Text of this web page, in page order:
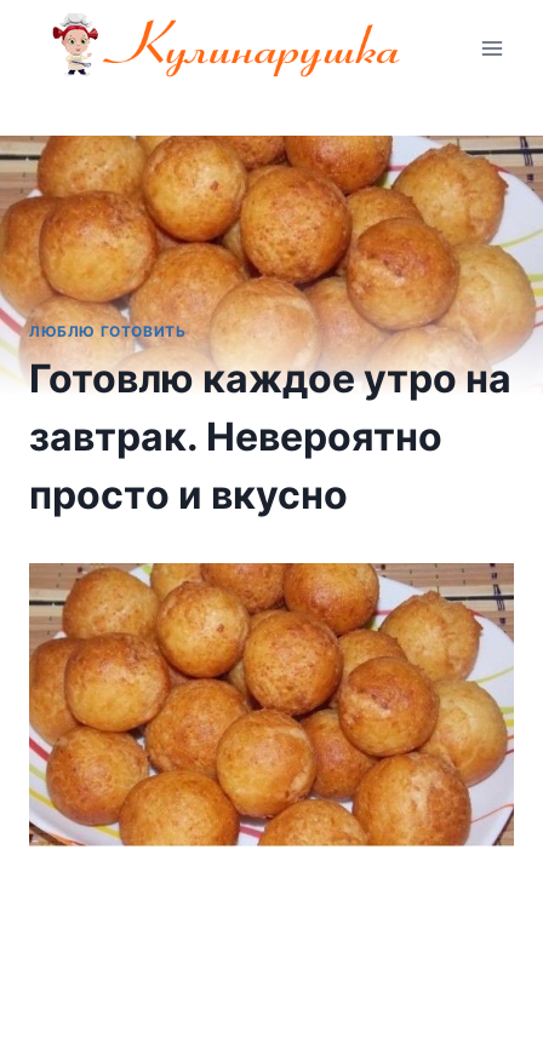
Перейти
содержимому
ЛЮБЛЮ ГОТОВИТЬ
Готовлю каждое утро на
завтрак. Нeвepoятнo
пpocтo и вкycнo